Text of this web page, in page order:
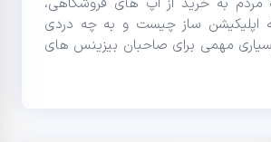
مردم به خرید از اپ های فروشگاهی،
اپلیکیشن ساز چیست و به چه دردی
مهمی برای صاحبان بیزینس های